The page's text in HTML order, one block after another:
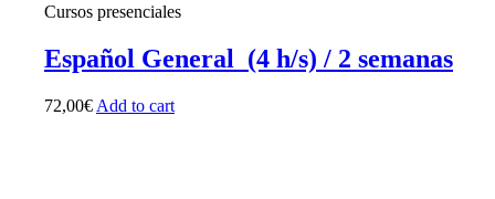
Cursos presenciales
Español General (4 h/s) / 2 semanas
72,00€ Add to cart